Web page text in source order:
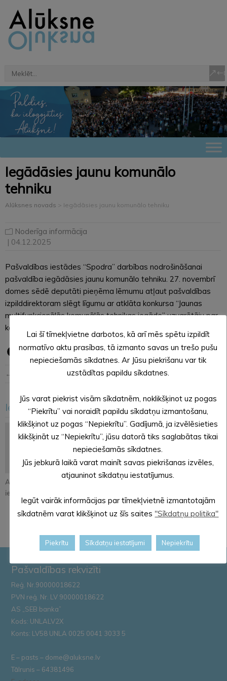
Iegādāsies jaunu komunālo
tehniku
Alūksnes novads > Iegādāsies jaunu komunālo tehniku
Noderīga informācija
| 04.12.2025
Pašvaldības iestādes “Spodra” darbības nodrošināšanai
pašvaldība iegādāsies jaunu komunālo tehniku. 27. novembrī
domes sēdē deputāti pieņēma lēmumu atļaut pašvaldības
izpilddirektoram slēgt līgumu ar atklāta konkursa “Jaunas
multifunkcionālās komunālās tehnikas iegāde” uzvarētāju par
komunālās tehnikas iegādi par summu 132 483 EUR.
← Iepriekšējā ziņa Nākošā ziņa →
Iesakām arī šo
Atjaunos Melleņkalna
ielas segumu
Pastāsti savas domas
iniciatīvu!
apmācība
Zemessardze...
<
Pašvaldības rekvizīti
Reģ. Nr.90000018622
PVN reģ. Nr. LV 90000018622
AS „SEB banka”
Kods: UNLALV2X
Konts: LV58 UNLA 0025 0041 3033 5
E – pasts – dome@aluksne.lv
Tālrunis – 64381496
Lai šī tīmekļvietne darbotos, kā arī mēs spētu izpildīt
normatīvo aktu prasības, tā izmanto savas un trešo pušu
nepieciešamās sīkdatnes. Ar Jūsu piekrišanu var tik
uzstādītas papildu sīkdatnes.
Jūs varat piekrist visām sīkdatnēm, noklikšķinot uz pogas
“Piekrītu” vai noraidīt papildu sīkdatņu izmantošanu,
klikšķinot uz pogas “Nepiekrītu”. Gadījumā, ja izvēlēsieties
klikšķināt uz “Nepiekrītu”, jūsu datorā tiks saglabātas tikai
nepieciešamās sīkdatnes.
Jūs jebkurā laikā varat mainīt savas piekrišanas izvēles,
atjauninot sīkdatņu iestatījumus.
Iegūt vairāk informācijas par tīmekļvietnē izmantotajām
sīkdatnēm varat klikšķinot uz šīs saites "Sīkdatņu politika"
Piekrītu Sīkdatņu iestatījumi Nepiekrītu